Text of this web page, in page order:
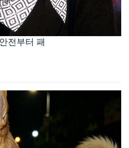
전부터 패